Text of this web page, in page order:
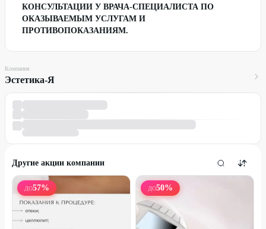
КОНСУЛЬТАЦИИ У ВРАЧА-СПЕЦИАЛИСТА ПО
ОКАЗЫВАЕМЫМ УСЛУГАМ И
ПРОТИВОПОКАЗАНИЯМ.
Компания
Эстетика-Я
Другие акции компании
ДО57% ДО50%